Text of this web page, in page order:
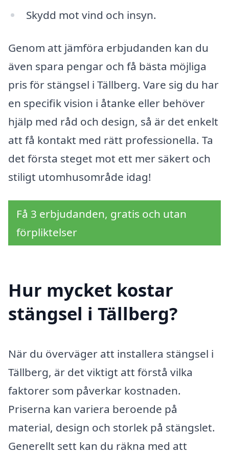
Skydd mot vind och insyn.
Genom att jämföra erbjudanden kan du
även spara pengar och få bästa möjliga
pris för stängsel i Tällberg. Vare sig du har
en specifik vision i åtanke eller behöver
hjälp med råd och design, så är det enkelt
att få kontakt med rätt professionella. Ta
det första steget mot ett mer säkert och
stiligt utomhusområde idag!
Få 3 erbjudanden, gratis och utan
förpliktelser
Hur mycket kostar
stängsel i Tällberg?
När du överväger att installera stängsel i
Tällberg, är det viktigt att förstå vilka
faktorer som påverkar kostnaden.
Priserna kan variera beroende på
material, design och storlek på stängslet.
Generellt sett kan du räkna med att